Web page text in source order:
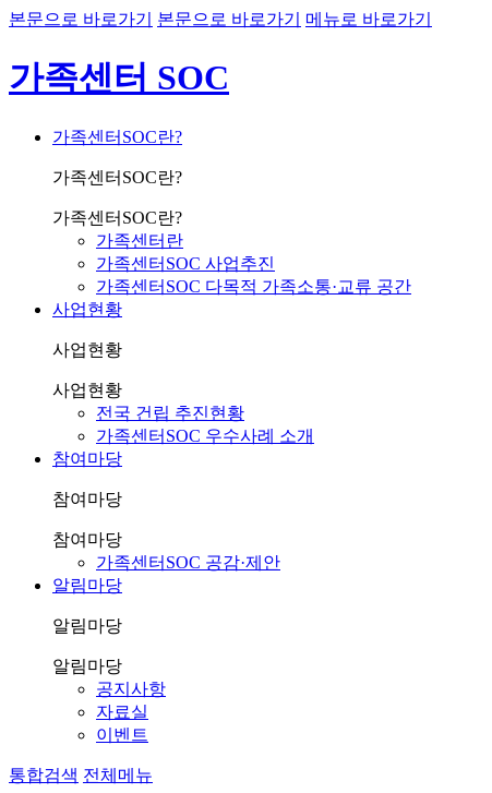
본문으로 바로가기 본문으로 바로가기 메뉴로 바로가기
가족센터 SOC
가족센터SOC란?
가족센터SOC란?
가족센터SOC란?
가족센터란
가족센터SOC 사업추진
가족센터SOC 다목적 가족소통·교류 공간
사업현황
사업현황
사업현황
전국 건립 추진현황
가족센터SOC 우수사례 소개
참여마당
참여마당
참여마당
가족센터SOC 공감·제안
알림마당
알림마당
알림마당
공지사항
자료실
이벤트
통합검색 전체메뉴